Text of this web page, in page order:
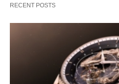
RECENT POSTS